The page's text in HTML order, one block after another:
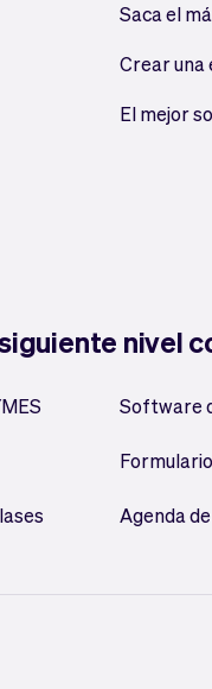
Saca el
Crear una
El mejor
nivel
Software
Agenda